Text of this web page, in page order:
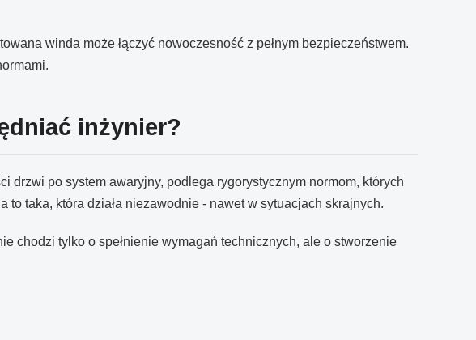
winda może łączyć nowoczesność z pełnym bezpieczeństwem.
inżynier?
drzwi po system awaryjny, podlega rygorystycznym normom, których
taka, która działa niezawodnie - nawet w sytuacjach skrajnych.
chodzi tylko o spełnienie wymagań technicznych, ale o stworzenie